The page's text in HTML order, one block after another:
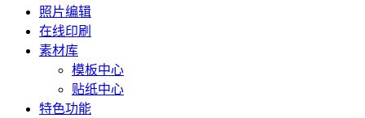
照片编辑
在线印刷
素材库
模板中心
贴纸中心
特色功能